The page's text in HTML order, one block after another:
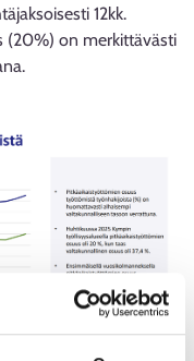
12kk.
(20%) on merkittävästi